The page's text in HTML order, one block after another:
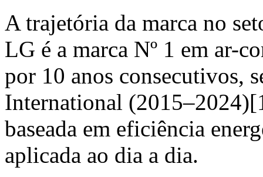
A trajetória da marca no
LG é a marca Nº 1 em ar-
por 10 anos consecutivos,
International
baseada em eficiência
aplicada ao dia a dia.